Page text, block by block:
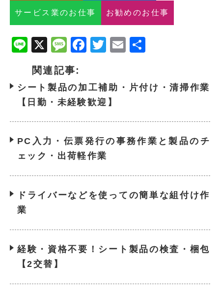
サービス業のお仕事 お勧めのお仕事
Line
X Message
Facebook
Twitter
Email
関連記事:
シート製品の加工補助・片付け・清掃作業
【日勤・未経験歓迎】
PC入力・伝票発行の事務作業と製品のチ
ェック・出荷軽作業
ドライバーなどを使っての簡単な組付け作
業
経験・資格不要！シート製品の検査・梱包
【2交替】